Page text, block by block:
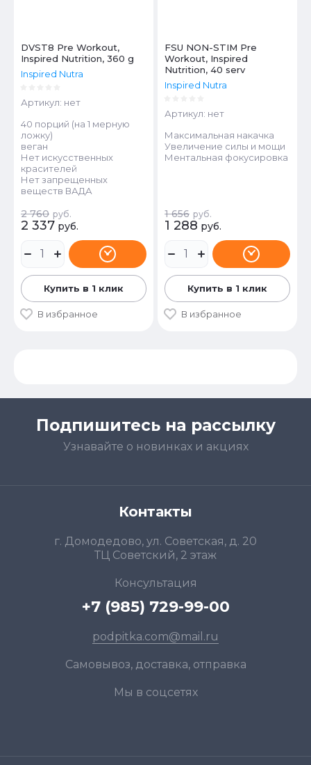
DVST8 Pre Workout,
Inspired Nutrition, 360 g
Inspired Nutra
Артикул: нет
40 порций (на 1 мерную
ложку)
веган
Нет искусственных
красителей
Нет запрещенных
веществ ВАДА
2 760 руб.
2 337 руб.
Купить в 1 клик
В избранное
FSU NON-STIM Pre
Workout, Inspired
Nutrition, 40 serv
Inspired Nutra
Артикул: нет
Максимальная накачка
Увеличение силы и мощи
Ментальная фокусировка
1 656 руб.
1 288 руб.
Купить в 1 клик
В избранное
Подпишитесь на рассылку
Узнавайте о новинках и акциях
Контакты
г. Домодедово, ул. Советская, д. 20
ТЦ Советский, 2 этаж
Консультация
+7 (985) 729-99-00
podpitka.com@mail.ru
Самовывоз, доставка, отправка
Мы в соцсетях